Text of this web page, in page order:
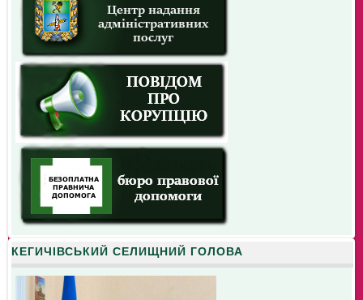
КЕГИЧІВСЬКИЙ СЕЛИЩНИЙ ГОЛОВА